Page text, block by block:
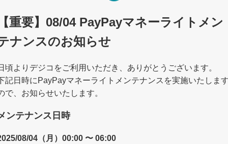
重要】08/04 PayPayマネーライトメン
ナンスのお知らせ
頃よりデジコをご利用いただき、ありがとうございます。
記日時にPayPayマネーライトメンテナンスを実施いたしま
で、お知らせいたします。
ンテナンス日時
08/04（月）00:00 〜 06:00